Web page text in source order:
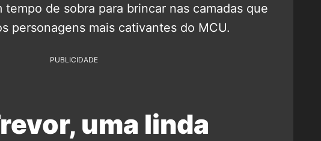
tempo de sobra para brincar nas camadas que
personagens mais cativantes do MCU.
PUBLICIDADE
uma linda